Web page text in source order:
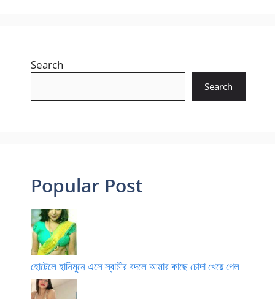
Search
Search
Popular Post
হোটেলে হানিমুনে এসে স্বামীর বদলে আমার কাছে চোদা খেয়ে গেল